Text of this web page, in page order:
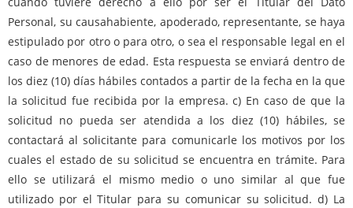
Personal, su causahabiente, apoderado, representante, se haya
estipulado por otro o para otro, o sea el responsable legal en el
caso de menores de edad. Esta respuesta se enviará dentro de
los diez (10) días hábiles contados a partir de la fecha en la que
la solicitud fue recibida por la empresa. c) En caso de que la
solicitud no pueda ser atendida a los diez (10) hábiles, se
contactará al solicitante para comunicarle los motivos por los
cuales el estado de su solicitud se encuentra en trámite. Para
ello se utilizará el mismo medio o uno similar al que fue
utilizado por el Titular para su comunicar su solicitud. d) La